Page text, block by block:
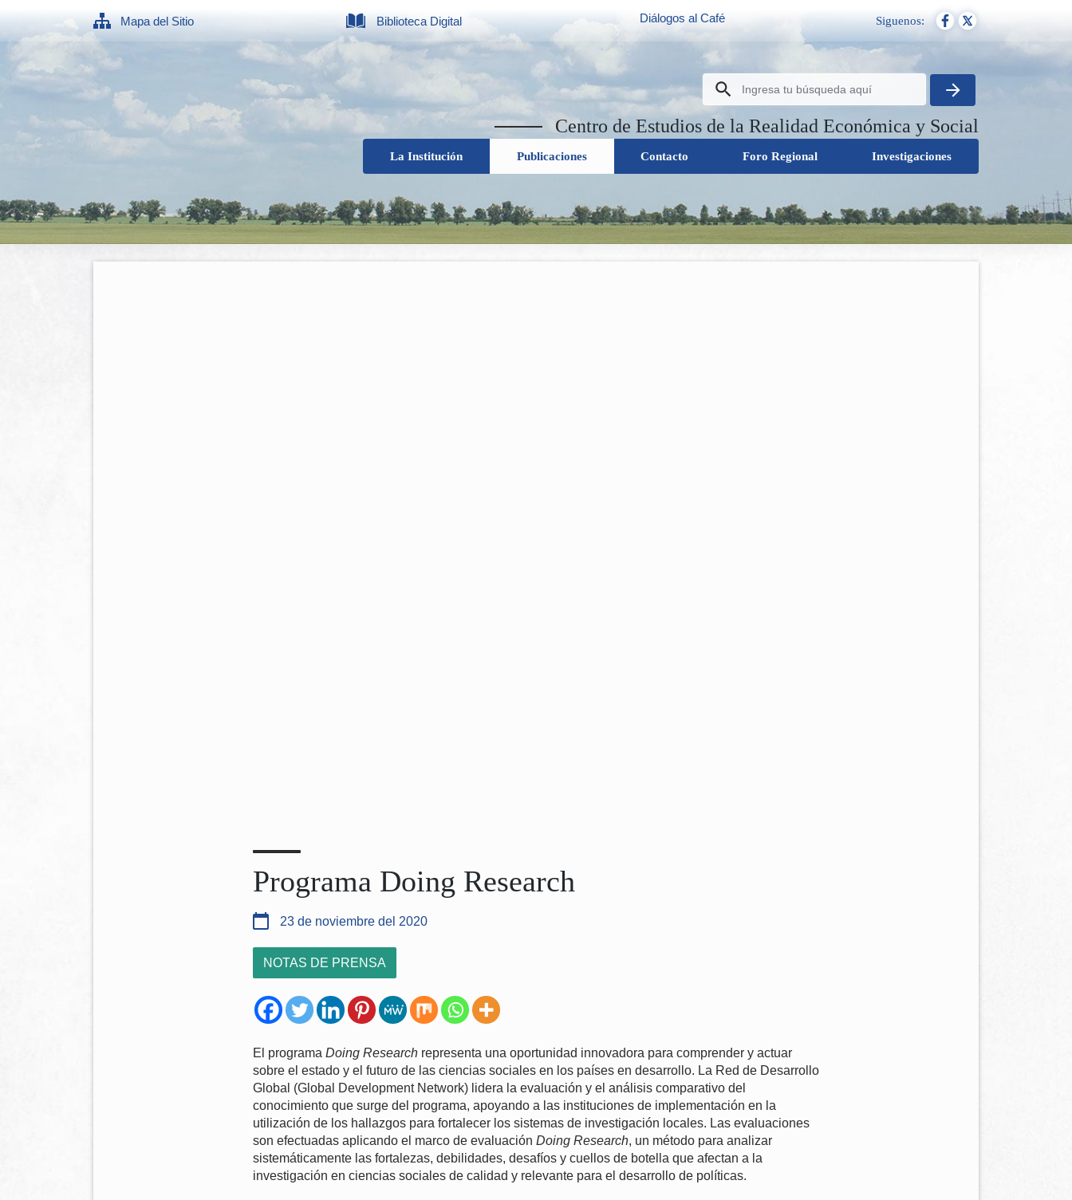
Mapa del Sitio Biblioteca Digital Diálogos al Café Siguenos:
Centro de Estudios de la Realidad Económica y Social
La Institución Publicaciones Contacto Foro Regional Investigaciones
Programa Doing Research
23 de noviembre del 2020
NOTAS DE PRENSA
El programa Doing Research representa una oportunidad innovadora para comprender y actuar
sobre el estado y el futuro de las ciencias sociales en los países en desarrollo. La Red de Desarrollo
Global (Global Development Network) lidera la evaluación y el análisis comparativo del
conocimiento que surge del programa, apoyando a las instituciones de implementación en la
utilización de los hallazgos para fortalecer los sistemas de investigación locales. Las evaluaciones
son efectuadas aplicando el marco de evaluación Doing Research, un método para analizar
sistemáticamente las fortalezas, debilidades, desafíos y cuellos de botella que afectan a la
investigación en ciencias sociales de calidad y relevante para el desarrollo de políticas.